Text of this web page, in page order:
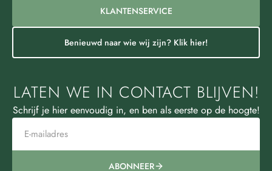
KLANTENSERVICE
Benieuwd naar wie wij zijn? Klik hier!
LATEN WE IN CONTACT BLIJVEN!
Schrijf je hier eenvoudig in, en ben als eerste op de hoogte!
ABONNEER